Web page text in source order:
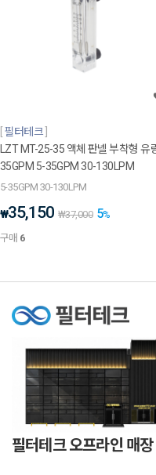
필터테크
LZT MT-25-35 액체 판넬 부착형 유
35GPM 5-35GPM 30-130LPM
5-35GPM 30-130LPM
₩35,150 ₩37,000 5%
구매 6
필터테크 오프라인 매장